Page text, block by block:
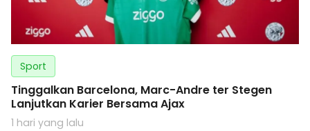
Sport
Tinggalkan Barcelona, Marc-Andre ter Stegen
Lanjutkan Karier Bersama Ajax
1 hari yang lalu